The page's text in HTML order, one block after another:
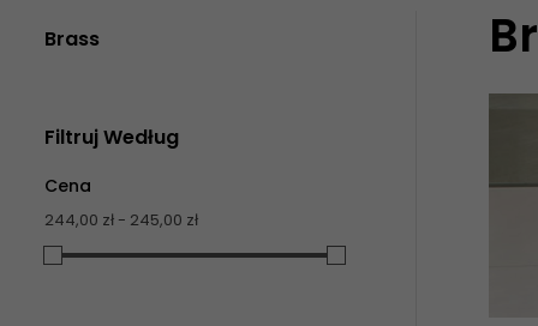
Brass
Filtruj Według
Cena
244,00 zł - 245,00 zł